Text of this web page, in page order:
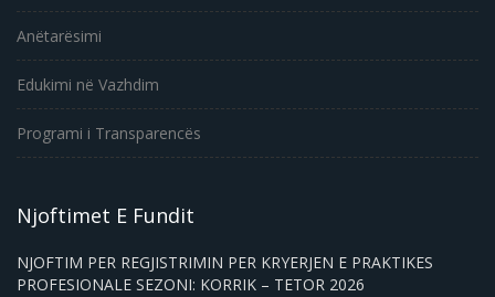
Anëtarësimi
Edukimi në Vazhdim
Programi i Transparencës
Njoftimet E Fundit
NJOFTIM PER REGJISTRIMIN PER KRYERJEN E PRAKTIKES
PROFESIONALE SEZONI: KORRIK – TETOR 2026